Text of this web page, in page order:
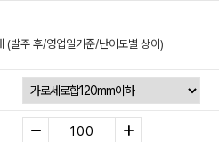
(발주 후/영업일기준/난이도별 상이)